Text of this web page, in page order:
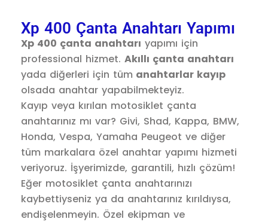
Xp 400 Çanta Anahtarı Yapımı
Xp 400 çanta anahtarı yapımı için
professional hizmet. Akıllı çanta anahtarı
yada diğerleri için tüm anahtarlar kayıp
olsada anahtar yapabilmekteyiz.
Kayıp veya kırılan motosiklet çanta
anahtarınız mı var? Givi, Shad, Kappa, BMW,
Honda, Vespa, Yamaha Peugeot ve diğer
tüm markalara özel anahtar yapımı hizmeti
veriyoruz. İşyerimizde, garantili, hızlı çözüm!
Eğer motosiklet çanta anahtarınızı
kaybettiyseniz ya da anahtarınız kırıldıysa,
endişelenmeyin. Özel ekipman ve